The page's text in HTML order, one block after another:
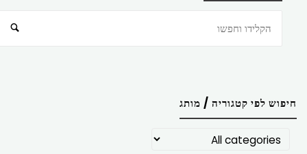
חיפוש לפי קטגוריה / מותג